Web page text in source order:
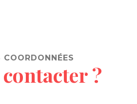
COORDONNÉES
?